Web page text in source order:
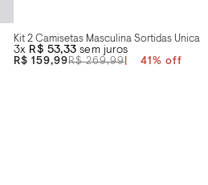
Kit 2 Camisetas Masculina Sortidas Unica
R$ 269,99
R$ 159,99 41 %
3x R$ 53,33sem juros